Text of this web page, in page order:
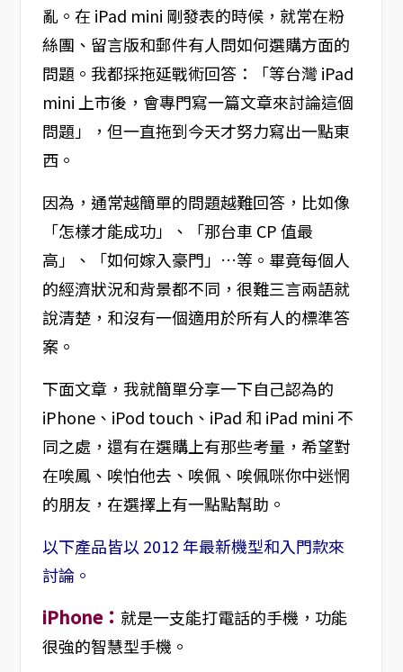
亂。在 iPad mini 剛發表的時候，就常在粉
絲團、留言版和郵件有人問如何選購方面的
問題。我都採拖延戰術回答：「等台灣 iPad
mini 上市後，會專門寫一篇文章來討論這個
問題」，但一直拖到今天才努力寫出一點東
西。
因為，通常越簡單的問題越難回答，比如像
「怎樣才能成功」、「那台車 CP 值最
高」、「如何嫁入豪門」…等。畢竟每個人
的經濟狀況和背景都不同，很難三言兩語就
說清楚，和沒有一個適用於所有人的標準答
案。
下面文章，我就簡單分享一下自己認為的
iPhone、iPod touch、iPad 和 iPad mini 不
同之處，還有在選購上有那些考量，希望對
在唉鳳、唉怕他去、唉佩、唉佩咪你中迷惘
的朋友，在選擇上有一點點幫助。
以下產品皆以 2012 年最新機型和入門款來
討論。
iPhone： 就是一支能打電話的手機，功能
很強的智慧型手機。